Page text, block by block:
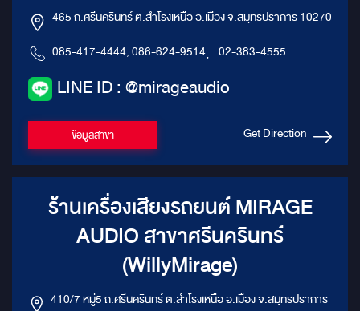
465 ถ.ศรีนครินทร์ ต.สำโรงเหนือ อ.เมือง จ.สมุทรปราการ 10270
085-417-4444, 086-624-9514, 02-383-4555
LINE ID : @mirageaudio
ข้อมูลสาขา Get Direction
ร้านเครื่องเสียงรถยนต์ MIRAGE
AUDIO สาขาศรีนครินทร์
(WillyMirage)
410/7 หมู่5 ถ.ศรีนครินทร์ ต.สำโรงเหนือ อ.เมือง จ.สมุทรปราการ